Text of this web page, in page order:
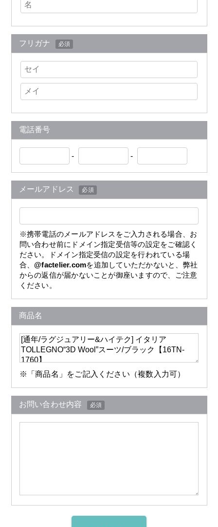
フリガナ 必須
電話番号
- -
メールアドレス 必須
※携帯電話のメールアドレスをご入力される場合、お
問い合わせ前にドメイン指定受信等の設定をご確認く
ださい。ドメイン指定受信の設定を行われている場
合、@factelier.comを追加していただかないと、弊社
からの返信が届かないことが御座いますので、ご注意
ください。
商品名
※「商品名」をご記入ください（複数入力可）
お問い合わせ内容 必須